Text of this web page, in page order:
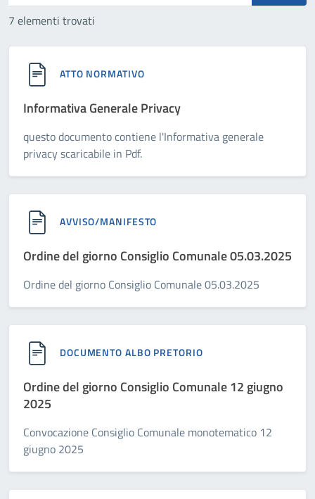
7 elementi trovati
ATTO NORMATIVO
Informativa Generale Privacy
questo documento contiene l'Informativa generale
privacy scaricabile in Pdf.
AVVISO/MANIFESTO
Ordine del giorno Consiglio Comunale 05.03.2025
Ordine del giorno Consiglio Comunale 05.03.2025
DOCUMENTO ALBO PRETORIO
Ordine del giorno Consiglio Comunale 12 giugno
2025
Convocazione Consiglio Comunale monotematico 12
giugno 2025